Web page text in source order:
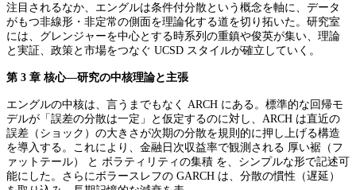
注目されるなか、エングルは条件付分散という概念を軸に、データ
がもつ非線形・非定常の側面を理論化する道を切り拓いた。研究室
には、グレンジャーを中心とする時系列の重鎮や俊英が集い、理論
と実証、政策と市場をつなぐ UCSD スタイルが確立していく。
第 3 章 核心―研究の中核理論と主張
エングルの中核は、言うまでもなく ARCH にある。標準的な回帰モ
デルが「誤差の分散は一定」と仮定するのに対し、ARCH は直近の
誤差（ショック）の大きさが次期の分散を規則的に押し上げる構造
を導入する。これにより、金融日次収益率で観測される 厚い裾（フ
ァットテール） と ボラティリティの集積 を、シンプルな形で記述可
能にした。さらにボラースレフの GARCH は、分散の慣性（遅延）